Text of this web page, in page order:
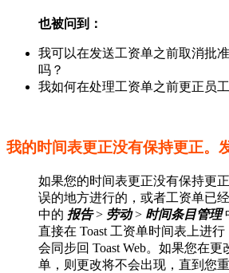
也被问到：
我可以在发送工资单之前取消批
吗？
我如何在处理工资单之前更正员
我的时间表更正没有保持更正。
如果您的时间表更正没有保持更
误的地方进行的，或者工资单已
中的 报告> 劳动> 时间条目管理
直接在 Toast 工资单时间表上进
会同步回 Toast Web。如果您在
单，则更改将不会出现，直到您